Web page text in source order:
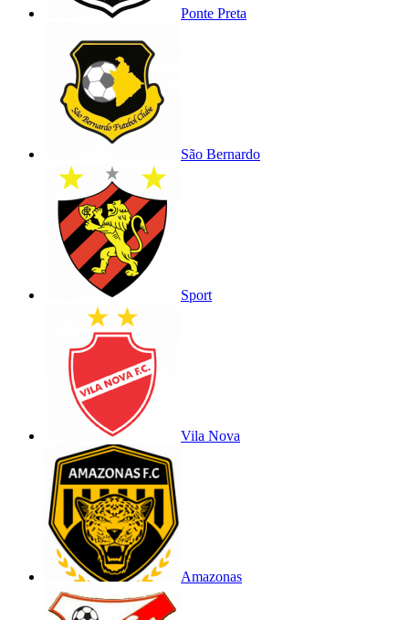
Ponte Preta
São Bernardo
Sport
Vila Nova
Amazonas